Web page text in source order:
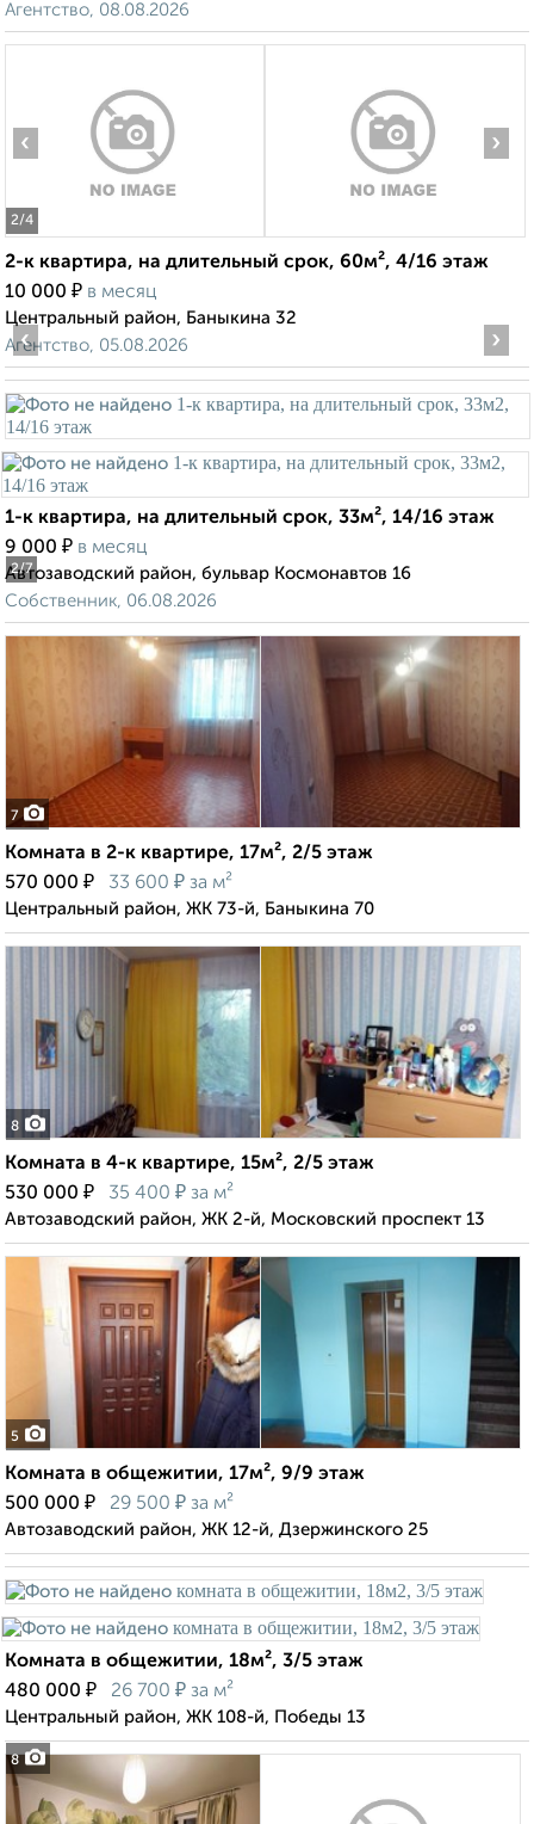
Агентство, 08.08.2026
2/4
‹ ›
2-к квартира, на длительный срок, 60м², 4/16 этаж
10 000 ₽ в месяц
Центральный район, Баныкина 32
Агентство, 05.08.2026
2/7
‹ ›
1-к квартира, на длительный срок, 33м², 14/16 этаж
9 000 ₽ в месяц
Автозаводский район, бульвар Космонавтов 16
Собственник, 06.08.2026
7
Комната в 2-к квартире, 17м², 2/5 этаж
570 000 ₽ 33 600 ₽ за м²
Центральный район, ЖК 73-й, Баныкина 70
8
Комната в 4-к квартире, 15м², 2/5 этаж
530 000 ₽ 35 400 ₽ за м²
Автозаводский район, ЖК 2-й, Московский проспект 13
5
Комната в общежитии, 17м², 9/9 этаж
500 000 ₽ 29 500 ₽ за м²
Автозаводский район, ЖК 12-й, Дзержинского 25
8
Комната в общежитии, 18м², 3/5 этаж
480 000 ₽ 26 700 ₽ за м²
Центральный район, ЖК 108-й, Победы 13